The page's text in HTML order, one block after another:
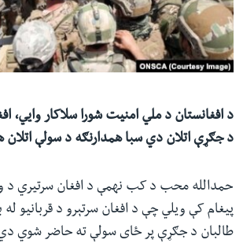
شئ
لټون
ځای
شئ
له مونږ سره په تماس کې پاتې شئ
ژبې
د افغانستان د ملي امنیت شورا سلاکار وايي،
د جګړې اتلان دي سبا همدارنګه د سولې
حمدالله محب د کب نهمې د افغان سرتیري د
پیغام کې ویلي چې د افغان سرتېرو د قربانیو له
طالبان د جګړې پر ځای سولې ته حاضر شوي